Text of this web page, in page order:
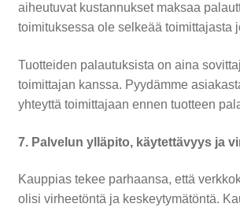
aiheutuvat kustannukset maksaa
toimituksessa ole selkeää toimittajasta
Tuotteiden palautuksista on aina
toimittajan kanssa. Pyydämme
yhteyttä toimittajaan ennen tuotteen
7. Palvelun ylläpito, käytettävyys ja
Kauppias tekee parhaansa, että
olisi virheetöntä ja keskeytymätöntä.